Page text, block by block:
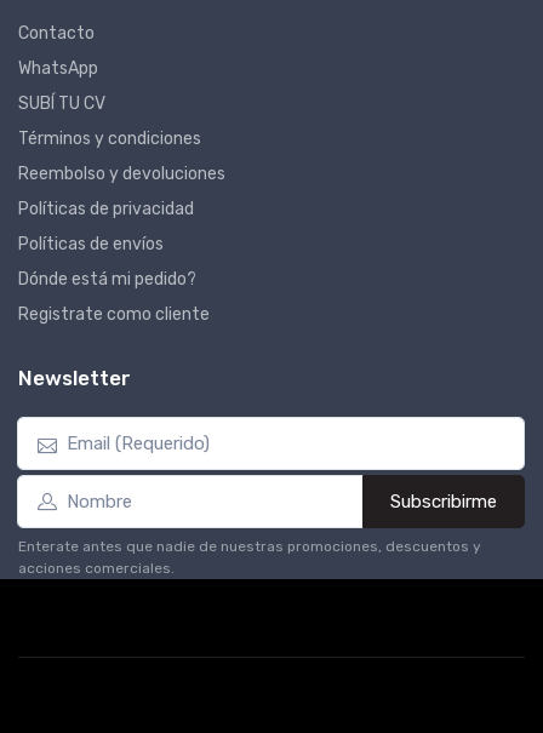
Contacto
WhatsApp
SUBÍ TU CV
Términos y condiciones
Reembolso y devoluciones
Políticas de privacidad
Políticas de envíos
Dónde está mi pedido?
Registrate como cliente
Newsletter
Subscribirme
Enterate antes que nadie de nuestras promociones, descuentos y
acciones comerciales.